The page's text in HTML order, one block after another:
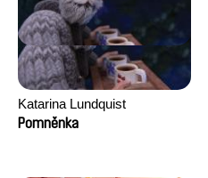
Katarina Lundquist
Pomněnka